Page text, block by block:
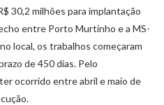
30,2 milhões para implantação
entre Porto Murtinho e a MS-
local, os trabalhos começaram
de 450 dias. Pelo
ocorrido entre abril e maio de